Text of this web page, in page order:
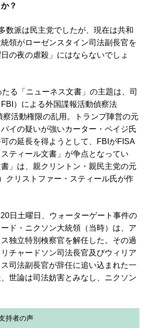
？
派は民主党でしたが、現在は共和
領がローゼンスタイン司法副長官を
の夜の虐殺」にはならないでしょ
たる「ニューネス文書」の主題は、司
）による外国諜報活動偵察法
察活動権限の乱用。トランプ陣営の元
イの疑いが強いカーター・ペイジ氏
の延長を得ようとして、FBIがFISA
ティール文書」が争点となってい
」は、親クリントン・親民主党の元
クリストファー・スティール氏が作
20日土曜日、ウォーターゲート事件の
ド・ニクソン大統領（当時）は、ア
独立特別検察官を解任した。その過
チャードソン司法長官及びウィリア
司法副長官が辞任に追い込まれた一
世論は司法妨害とみなし、ニクソン
持者の声